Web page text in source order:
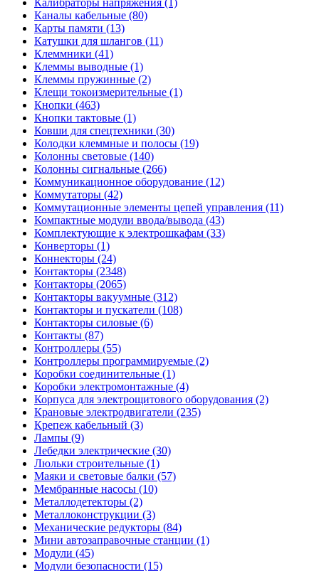
Каналы кабельные (80)
Карты памяти (13)
Катушки для шлангов (11)
Клеммники (41)
Клеммы выводные (1)
Клеммы пружинные (2)
Клещи токоизмерительные (1)
Кнопки (463)
Кнопки тактовые (1)
Ковши для спецтехники (30)
Колодки клеммные и полосы (19)
Колонны световые (140)
Колонны сигнальные (266)
Коммуникационное оборудование (12)
Коммутаторы (42)
Коммутационные элементы цепей управления (11)
Компактные модули ввода/вывода (43)
Комплектующие к электрошкафам (33)
Конверторы (1)
Коннекторы (24)
Контакторы (2348)
Контакторы (2065)
Контакторы вакуумные (312)
Контакторы и пускатели (108)
Контакторы силовые (6)
Контакты (87)
Контроллеры (55)
Контроллеры программируемые (2)
Коробки соединительные (1)
Коробки электромонтажные (4)
Корпуса для электрощитового оборудования (2)
Крановые электродвигатели (235)
Крепеж кабельный (3)
Лампы (9)
Лебедки электрические (30)
Люльки строительные (1)
Маяки и световые балки (57)
Мембранные насосы (10)
Металлодетекторы (2)
Металлоконструкции (3)
Механические редукторы (84)
Мини автозаправочные станции (1)
Модули (45)
Модули безопасности (15)